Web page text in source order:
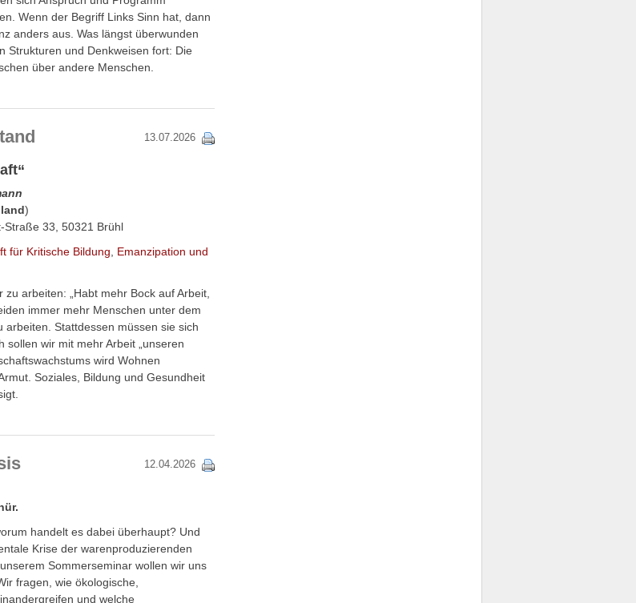
Wenn der Begriff Links Sinn hat, dann
anders aus. Was längst überwunden
Strukturen und Denkweisen fort: Die
über andere Menschen.
13.07.2026
)
Straße 33, 50321 Brühl
für Kritische Bildung
Emanzipation und
arbeiten: „Habt mehr Bock auf Arbeit,
immer mehr Menschen unter dem
Stattdessen müssen sie sich
sollen wir mit mehr Arbeit „unseren
wird Wohnen
Soziales, Bildung und Gesundheit
12.04.2026
handelt es dabei überhaupt? Und
Krise der warenproduzierenden
Sommerseminar wollen wir uns
fragen, wie ökologische,
und welche